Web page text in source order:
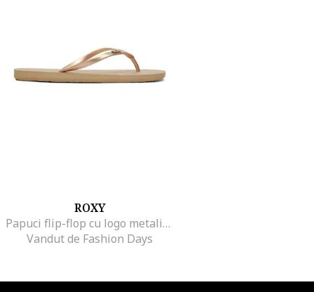
ROXY
Papuci flip-flop cu logo metalic Viva
Vandut de Fashion Days